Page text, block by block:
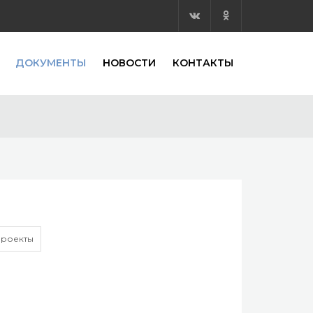
ДОКУМЕНТЫ НОВОСТИ КОНТАКТЫ